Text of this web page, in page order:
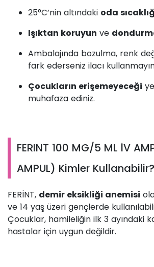
25°C’nin altındaki oda
Işıktan koruyun ve
Ambalajında bozulma, renk
fark ederseniz ilacı
Çocukların erişemeyeceği
muhafaza ediniz.
FERINT 100 MG/5 ML İV
AMPUL) Kimler Kullanabilir?
FERİNT, demir eksikliği anemisi
ve 14 yaş üzeri gençlerde
Çocuklar, hamileliğin ilk 3 ayındaki
hastalar için uygun değildir.